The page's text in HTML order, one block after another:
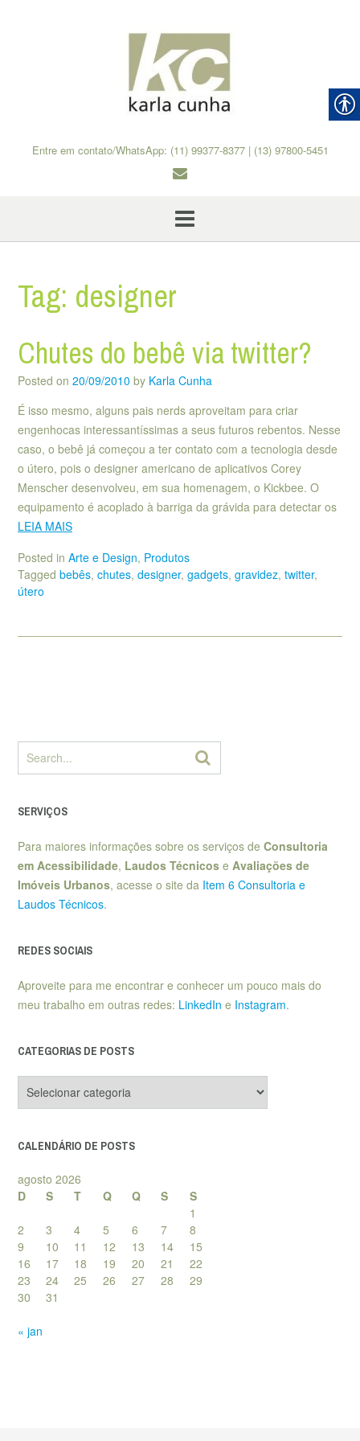
Entre em contato/WhatsApp: (11) 99377-8377 | (13) 97800-5451
Tag: designer
Chutes do bebê via twitter?
Posted on 20/09/2010 by Karla Cunha
É isso mesmo, alguns pais nerds aproveitam para criar
engenhocas interessantíssimas a seus futuros rebentos. Nesse
caso, o bebê já começou a ter contato com a tecnologia desde
o útero, pois o designer americano de aplicativos Corey
Menscher desenvolveu, em sua homenagem, o Kickbee. O
equipamento é acoplado à barriga da grávida para detectar os
LEIA MAIS
Posted in Arte e Design, Produtos
Tagged bebês, chutes, designer, gadgets, gravidez, twitter,
útero
SERVIÇOS
Para maiores informações sobre os serviços de Consultoria
em Acessibilidade, Laudos Técnicos e Avaliações de
Imóveis Urbanos, acesse o site da Item 6 Consultoria e
Laudos Técnicos.
REDES SOCIAIS
Aproveite para me encontrar e conhecer um pouco mais do
meu trabalho em outras redes: LinkedIn e Instagram.
CATEGORIAS DE POSTS
de
CALENDÁRIO DE POSTS
agosto 2026
D
S T Q Q S
S
1
2
3 4 5 6 7
8
9
10 11 12 13 14
15
16
17 18 19 20 21
22
23
24 25 26 27 28
29
30
31
« jan